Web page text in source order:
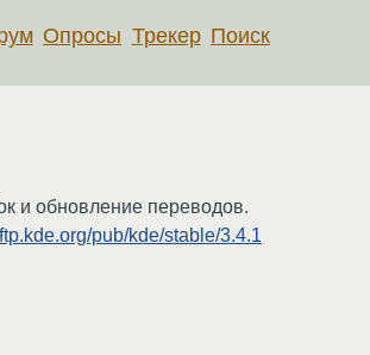
Опросы Трекер Поиск
и обновление переводов.
pub/kde/stable/3.4.1